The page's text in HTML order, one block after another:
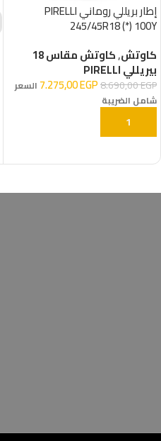
إطار بريللي روماني PIRELLI
245/45R18 (*) 100Y
كاوتش,كاوتش مقاس 18
بيريللي PIRELLI
8.690,00EGP
7.275,00EGP
السعر
شامل الضريبة
إضافة إلى السلة